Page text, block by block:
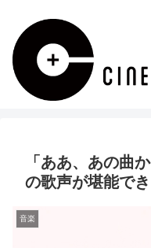
「ああ、あの曲
の歌声が堪能で
音楽